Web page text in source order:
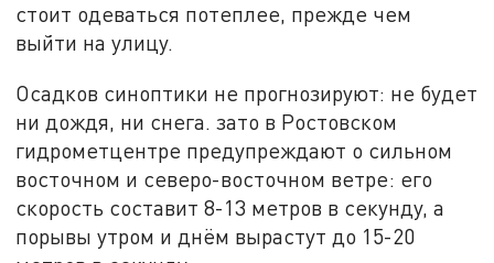
стоит одеваться потеплее, прежде чем
выйти на улицу.
Осадков синоптики не прогнозируют: не будет
ни дождя, ни снега. зато в Ростовском
гидрометцентре предупреждают о сильном
восточном и северо-восточном ветре: его
скорость составит 8-13 метров в секунду, а
порывы утром и днём вырастут до 15-20